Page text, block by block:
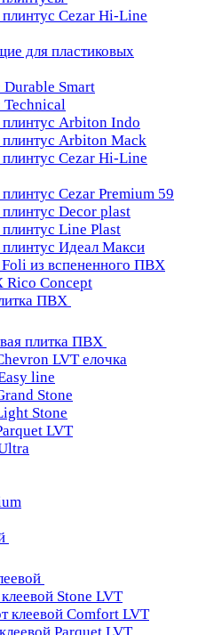
Cezar Hi-Line
для пластиковых
Smart
Arbiton Indo
Arbiton Mack
Cezar Hi-Line
Cezar Premium 59
Decor plast
Line Plast
Идеал Макси
Foli из вспененного ПВХ
Concept
ПВХ
плитка ПВХ
LVT елочка
line
Stone
Stone
LVT
Stone LVT
клеевой Comfort LVT